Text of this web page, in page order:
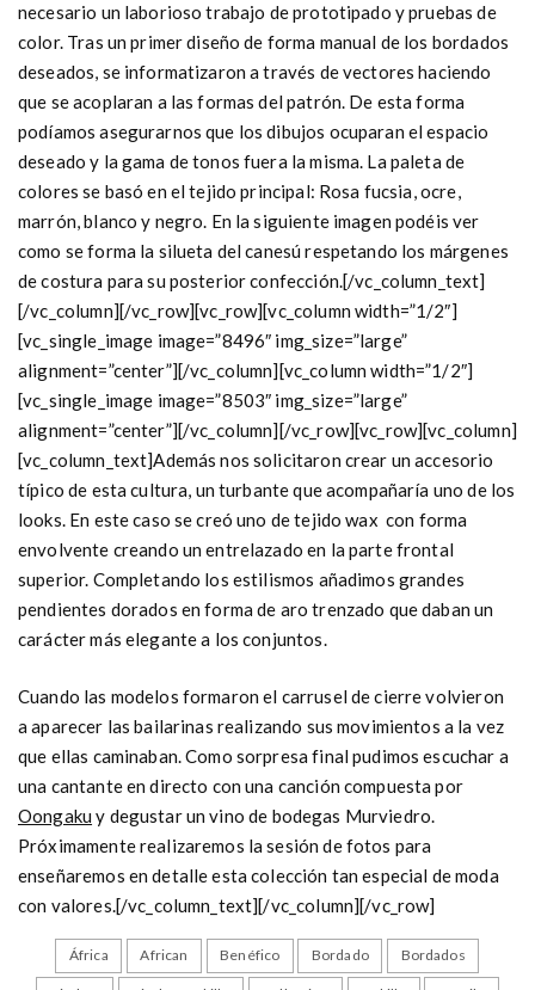
necesario un laborioso trabajo de prototipado y pruebas de
color. Tras un primer diseño de forma manual de los bordados
deseados, se informatizaron a través de vectores haciendo
que se acoplaran a las formas del patrón. De esta forma
podíamos asegurarnos que los dibujos ocuparan el espacio
deseado y la gama de tonos fuera la misma. La paleta de
colores se basó en el tejido principal: Rosa fucsia, ocre,
marrón, blanco y negro. En la siguiente imagen podéis ver
como se forma la silueta del canesú respetando los márgenes
de costura para su posterior confección.[/vc_column_text]
[/vc_column][/vc_row][vc_row][vc_column width=”1/2″]
[vc_single_image image=”8496″ img_size=”large”
alignment=”center”][/vc_column][vc_column width=”1/2″]
[vc_single_image image=”8503″ img_size=”large”
alignment=”center”][/vc_column][/vc_row][vc_row][vc_column]
[vc_column_text]Además nos solicitaron crear un accesorio
típico de esta cultura, un turbante que acompañaría uno de los
looks. En este caso se creó uno de tejido wax con forma
envolvente creando un entrelazado en la parte frontal
superior. Completando los estilismos añadimos grandes
pendientes dorados en forma de aro trenzado que daban un
carácter más elegante a los conjuntos.
Cuando las modelos formaron el carrusel de cierre volvieron
a aparecer las bailarinas realizando sus movimientos a la vez
que ellas caminaban. Como sorpresa final pudimos escuchar a
una cantante en directo con una canción compuesta por
Oongaku y degustar un vino de bodegas Murviedro.
Próximamente realizaremos la sesión de fotos para
enseñaremos en detalle esta colección tan especial de moda
con valores.[/vc_column_text][/vc_column][/vc_row]
África African Benéfico Bordado Bordados